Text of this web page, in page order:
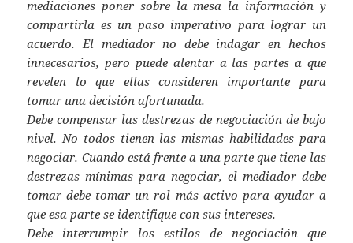
mediaciones poner sobre la mesa la información y
compartirla es un paso imperativo para lograr un
acuerdo. El mediador no debe indagar en hechos
innecesarios, pero puede alentar a las partes a que
revelen lo que ellas consideren importante para
tomar una decisión afortunada.
Debe compensar las destrezas de negociación de bajo
nivel. No todos tienen las mismas habilidades para
negociar. Cuando está frente a una parte que tiene las
destrezas mínimas para negociar, el mediador debe
tomar debe tomar un rol más activo para ayudar a
que esa parte se identifique con sus intereses.
Debe interrumpir los estilos de negociación que